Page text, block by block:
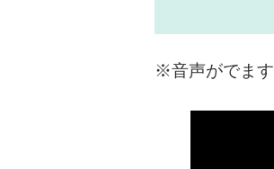
※音声がでます